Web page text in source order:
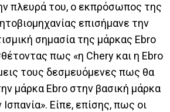
πλευρά του, ο εκπρόσωπος της
επισήμανε την
σημασία της μάρκας Ebro
πως «η Chery και η Ebro
τους δεσμευόμενες πως θα
μάρκα Ebro στην βασική μάρκα
Είπε, επίσης, πως οι